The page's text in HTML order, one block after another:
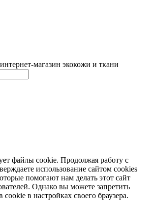
магазин экокожи и ткани
файлы cookie. Продолжая работу с
использование сайтом cookies
помогают нам делать этот сайт
Однако вы можете запретить
в настройках своего браузера.